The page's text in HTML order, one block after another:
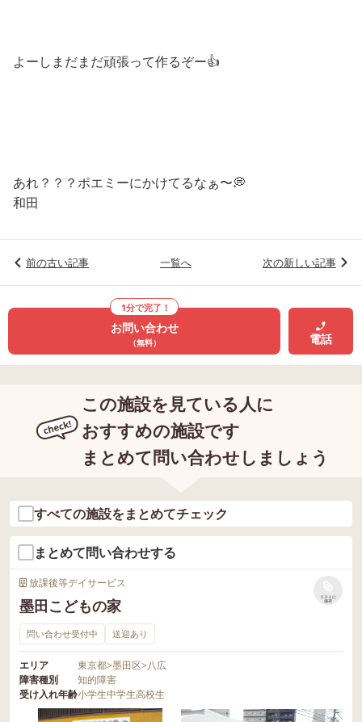
よーしまだまだ頑張って作るぞー👍
あれ？？？ポエミーにかけてるなぁ〜💭
和田
前の古い記事 一覧へ 次の新しい記事
1分で完了！
お問い合わせ
（無料） 電話
この施設を見ている人に
おすすめの施設です
まとめて問い合わせしましょう
すべての施設をまとめてチェック
まとめて問い合わせする
放課後等デイサービス
墨田こどもの家
リストに
保存
問い合わせ受付中 送迎あり
エリア 東京都>墨田区>八広
障害種別
知的障害
受け入れ年齢小学生中学生高校生